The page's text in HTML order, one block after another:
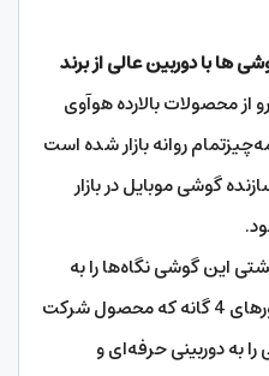
ها با دوربین عالی از برند
گوشی موبایل پی 40 پرو از محصولات بالارده هوآوی
روانه بازار شده است
گوشی موبایل در بازار
قاب پشتی این گوشی نگاه‌ها را به
خود معطوف کرده است. سنسورهای 4 گانه که محصول شرکت
به دوربینی حرفه‌ای و